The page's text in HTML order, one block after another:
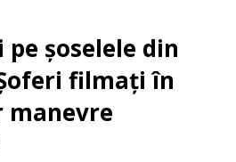
pe șoselele din
filmaţi în